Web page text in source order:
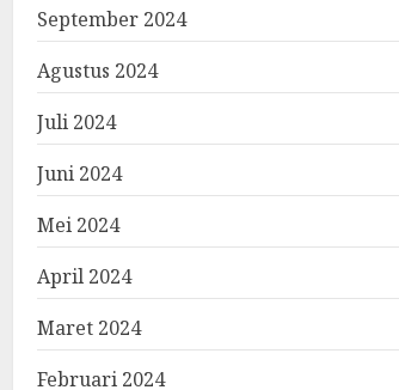
September 2024
Agustus 2024
Juli 2024
Juni 2024
Mei 2024
April 2024
Maret 2024
Februari 2024